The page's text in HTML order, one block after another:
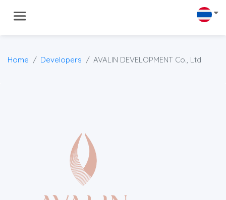
Home Developers AVALIN DEVELOPMENT Co., Ltd